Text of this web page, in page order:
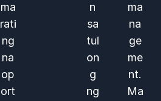
ma
rati
ng
na
op
ort
n
sa
tul
on
g
ng
ma
na
ge
me
nt.
Ma